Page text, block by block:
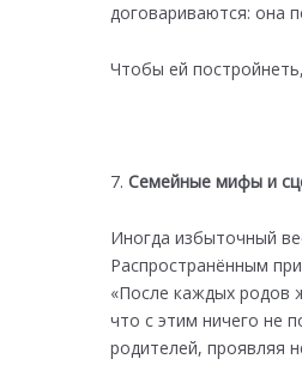
договариваются: она
Чтобы ей
Семейные мифы и
Иногда избыточный
Распространённым
«После каждых родов
что с этим ничего не
родителей, проявляя